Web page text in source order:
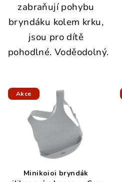
zabraňují pohybu
bryndáku kolem krku,
jsou pro dítě
pohodlné.Voděodolný.
Akce
Minikoioi bryndák